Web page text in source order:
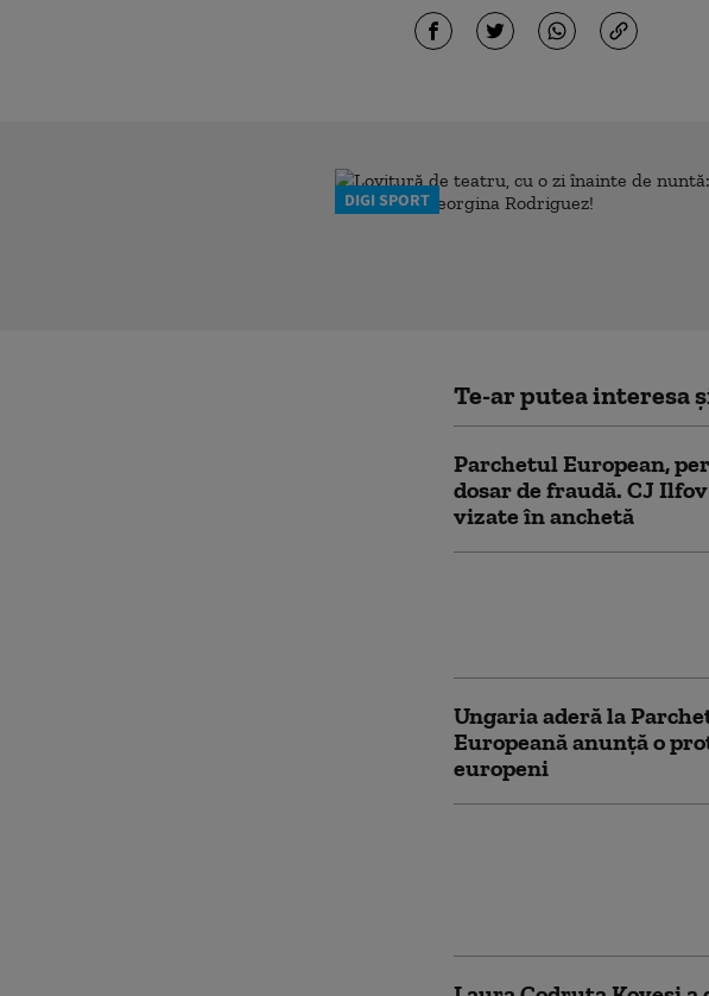
DIGI SPORT
Te-ar putea interesa
Parchetul European,
dosar de fraudă. CJ
vizate în anchetă
Ungaria aderă la
Europeană anunță o
europeni